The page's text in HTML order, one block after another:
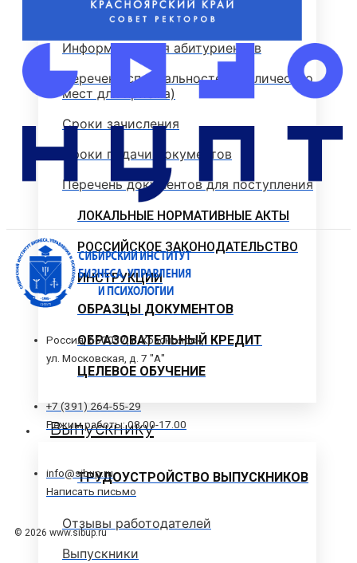
Стоимость обучения
Информация для абитуриентов
Перечень специальностей (количество
мест для приема)
Сроки зачисления
Сроки подачи документов
Перечень документов для поступления
ЛОКАЛЬНЫЕ НОРМАТИВНЫЕ АКТЫ
РОССИЙСКОЕ ЗАКОНОДАТЕЛЬСТВО
ИНСТРУКЦИИ
ОБРАЗЦЫ ДОКУМЕНТОВ
ОБРАЗОВАТЕЛЬНЫЙ КРЕДИТ
ЦЕЛЕВОЕ ОБУЧЕНИЕ
Выпускнику
ТРУДОУСТРОЙСТВО ВЫПУСКНИКОВ
Отзывы работодателей
Выпускники
Россия, 660037, г. Красноярск,
ул. Московская, д. 7 "А"
+7 (391) 264-55-29
Режим работы: 08.00-17.00
info@sibup.ru
Написать письмо
© 2026 www.sibup.ru